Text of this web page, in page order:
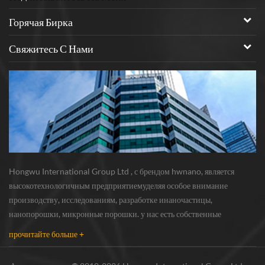
Горячая Бирка
Свяжитесь С Нами
Hongwu International Group Ltd , с брендом hwnano, является
высокотехнологичным предприятиемуделяя особое внимание
производству, исследованиям, разработке инаночастицы,
нанопорошки, микронные порошки. у нас есть собственные
Сюйчжоу, Цзянсу, в основном поставляющий серебряная наноча...
прочитайте больше +